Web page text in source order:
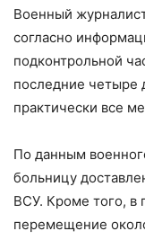
Военный
согласно
подконтрольной
последние четыре
практически все
По данным
больницу
ВСУ. Кроме того, в
перемещение